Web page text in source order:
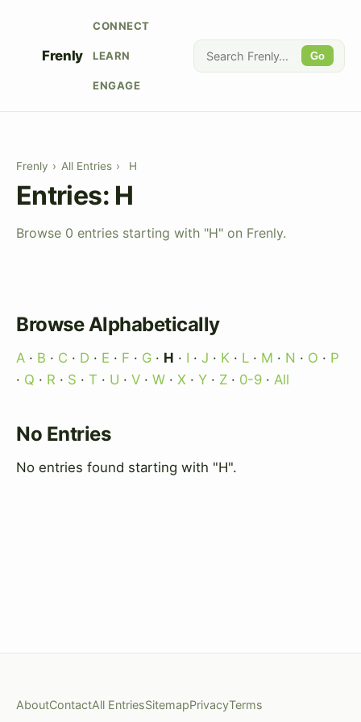
Frenly
CONNECT
LEARN
ENGAGE
Go
Frenly › All Entries › H
Entries: H
Browse 0 entries starting with "H" on Frenly.
Browse Alphabetically
A · B · C · D · E · F · G · H · I · J · K · L · M · N · O · P
· Q · R · S · T · U · V · W · X · Y · Z · 0-9 · All
No Entries
No entries found starting with "H".
AboutContactAll EntriesSitemapPrivacyTerms